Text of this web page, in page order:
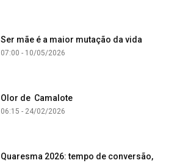
Ser mãe é a maior mutação da vida
07:00 - 10/05/2026
Olor de Camalote
06:15 - 24/02/2026
Quaresma 2026: tempo de conversão,